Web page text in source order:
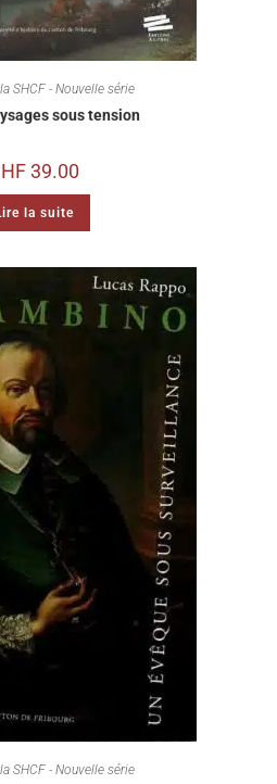
SHCF - Nouvelle série
sous tension
39.00
la suite
SHCF - Nouvelle série